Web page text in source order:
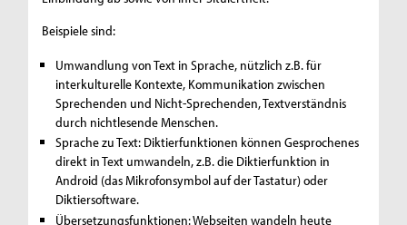
Beispiele sind:
Umwandlung von Text in Sprache, nützlich z.B. für
interkulturelle Kontexte, Kommunikation zwischen
Sprechenden und Nicht-Sprechenden, Textverständnis
durch nichtlesende Menschen.
Sprache zu Text: Diktierfunktionen können Gesprochenes
direkt in Text umwandeln, z.B. die Diktierfunktion in
Android (das Mikrofonsymbol auf der Tastatur) oder
Diktiersoftware.
Übersetzungsfunktionen: Webseiten wandeln heute